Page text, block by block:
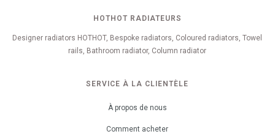
HOTHOT RADIATEURS
Designer radiators HOTHOT, Bespoke radiators, Coloured radiators, Towel
rails, Bathroom radiator, Column radiator
SERVICE À LA CLIENTÈLE
À propos de nous
Comment acheter